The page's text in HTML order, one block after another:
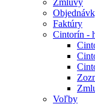
Zmluvy
Faktúry
Cintorín -
Voľby